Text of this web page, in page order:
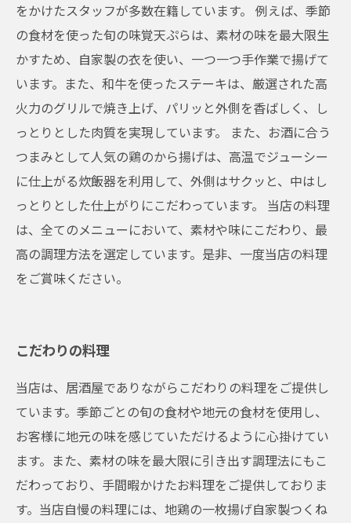
をかけたスタッフが多数在籍しています。 例えば、季節
の食材を使った旬の味覚天ぷらは、素材の味を最大限生
かすため、自家製の衣を使い、一つ一つ手作業で揚げて
います。また、和牛を使ったステーキは、厳選された高
火力のグリルで焼き上げ、パリッと外側を香ばしく、し
っとりとした肉質を実現しています。 また、お酒に合う
つまみとして人気の鶏のから揚げは、高温でジューシー
に仕上がる炊飯器を利用して、外側はサクッと、中はし
っとりとした仕上がりにこだわっています。 当店の料理
は、全てのメニューにおいて、素材や味にこだわり、最
高の調理方法を選定しています。是非、一度当店の料理
をご賞味ください。
こだわりの料理
当店は、居酒屋でありながらこだわりの料理をご提供し
ています。季節ごとの旬の食材や地元の食材を使用し、
お客様に地元の味を感じていただけるように心掛けてい
ます。また、素材の味を最大限に引き出す調理法にもこ
だわっており、手間暇かけたお料理をご提供しておりま
す。当店自慢の料理には、地鶏の一枚揚げ自家製つくね